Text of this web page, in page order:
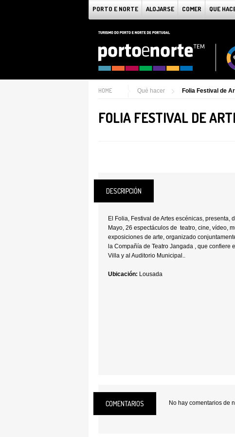
PORTO E NORTE ALOJARSE COMER QUE
HOME Qué hacer Folia Festival de
FOLIA FESTIVAL DE
DESCRIPCIÓN
El Folia, Festival de Artes escénicas, presenta,
Mayo, 26 espectáculos de teatro, cine, vídeo,
exposiciones de arte, organizado
la Compañía de Teatro Jangada , que confiere
Villa y al Auditorio Municipal..
Ubicación: Lousada
COMENTARIOS No hay comentarios de